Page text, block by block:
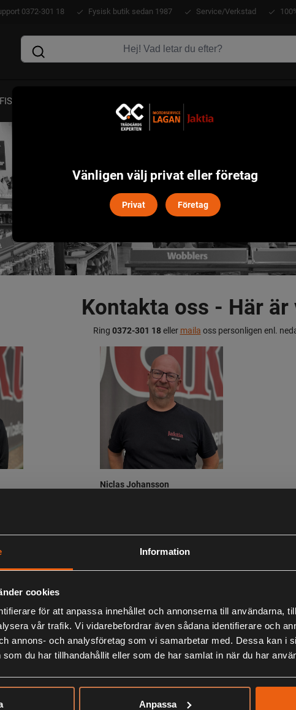
Information
cookies
för att anpassa innehållet och annonserna till användarna,
vår trafik. Vi vidarebefordrar även sådana identifierare och
annons- och analysföretag som vi samarbetar med. Dessa kan i
som du har tillhandahållit eller som de har samlat in när du har
Anpassa
0372-301 18 Fysisk butik sedan 1987 Service/Verkstad
FISKE
Kontakta oss - Här är
Ring 0372-301 18eller maila oss personligen enl.
Niclas Johansson
Verkstad/Service
Vänligen välj privat eller företag
Privat Företag